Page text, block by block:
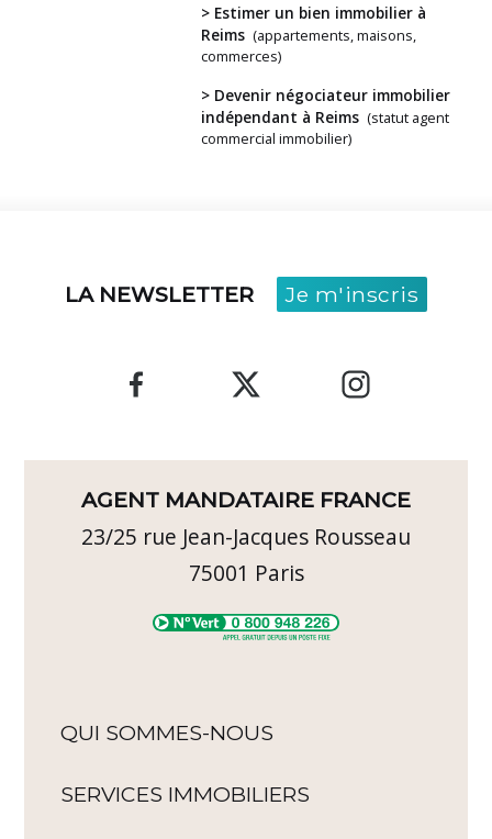
> Estimer un bien immobilier à
Reims (appartements, maisons,
commerces)
> Devenir négociateur immobilier
indépendant à Reims (statut agent
commercial immobilier)
LA NEWSLETTER Je m'inscris
AGENT MANDATAIRE FRANCE
23/25 rue Jean-Jacques Rousseau
75001 Paris
QUI SOMMES-NOUS
SERVICES IMMOBILIERS